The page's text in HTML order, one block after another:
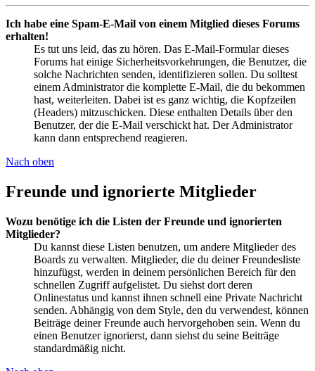
Ich habe eine Spam-E-Mail von einem Mitglied dieses Forums
erhalten!
Es tut uns leid, das zu hören. Das E-Mail-Formular dieses
Forums hat einige Sicherheitsvorkehrungen, die Benutzer, die
solche Nachrichten senden, identifizieren sollen. Du solltest
einem Administrator die komplette E-Mail, die du bekommen
hast, weiterleiten. Dabei ist es ganz wichtig, die Kopfzeilen
(Headers) mitzuschicken. Diese enthalten Details über den
Benutzer, der die E-Mail verschickt hat. Der Administrator
kann dann entsprechend reagieren.
Nach oben
Freunde und ignorierte Mitglieder
Wozu benötige ich die Listen der Freunde und ignorierten
Mitglieder?
Du kannst diese Listen benutzen, um andere Mitglieder des
Boards zu verwalten. Mitglieder, die du deiner Freundesliste
hinzufügst, werden in deinem persönlichen Bereich für den
schnellen Zugriff aufgelistet. Du siehst dort deren
Onlinestatus und kannst ihnen schnell eine Private Nachricht
senden. Abhängig von dem Style, den du verwendest, können
Beiträge deiner Freunde auch hervorgehoben sein. Wenn du
einen Benutzer ignorierst, dann siehst du seine Beiträge
standardmäßig nicht.